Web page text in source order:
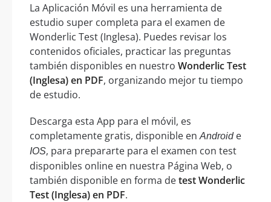
La Aplicación Móvil es una herramienta de
estudio super completa para el examen de
Wonderlic Test (Inglesa). Puedes revisar los
contenidos oficiales, practicar las preguntas
también disponibles en nuestro Wonderlic Test
(Inglesa) en PDF, organizando mejor tu tiempo
de estudio.
Descarga esta App para el móvil, es
completamente gratis, disponible enAndroide
IOS, para prepararte para el examen con test
disponibles online en nuestra Página Web, o
también disponible en forma detest Wonderlic
Test (Inglesa) en PDF.